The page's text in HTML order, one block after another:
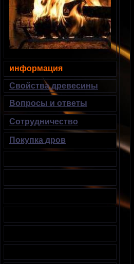
информация
Свойства древесины
Вопросы и ответы
Сотрудничество
Покупка дров